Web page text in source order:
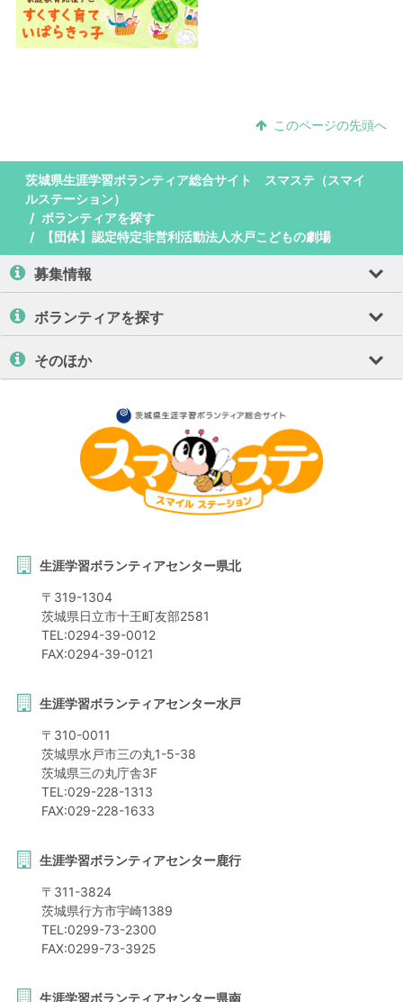
このページの先頭へ
茨城県生涯学習ボランティア総合サイト スマステ（スマイ
ルステーション）
ボランティアを探す
【団体】認定特定非営利活動法人水戸こどもの劇場
募集情報
ボランティアを探す
そのほか
生涯学習ボランティアセンター県北
〒 319-1304
茨城県日立市十王町友部2581
TEL:0294-39-0012
FAX:0294-39-0121
生涯学習ボランティアセンター水戸
〒 310-0011
茨城県水戸市三の丸1-5-38
茨城県三の丸庁舎3F
TEL:029-228-1313
FAX:029-228-1633
生涯学習ボランティアセンター鹿行
〒 311-3824
茨城県行方市宇崎1389
TEL:0299-73-2300
FAX:0299-73-3925
生涯学習ボランティアセンター県南